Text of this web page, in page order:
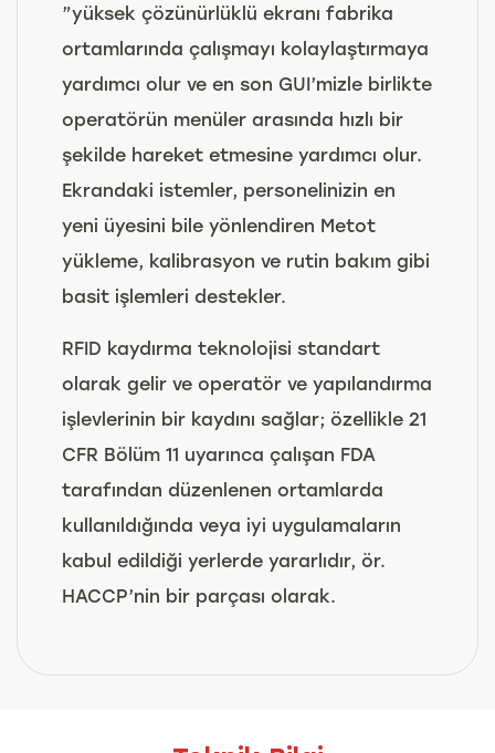
”yüksek çözünürlüklü ekranı fabrika
ortamlarında çalışmayı kolaylaştırmaya
yardımcı olur ve en son GUI’mizle birlikte
operatörün menüler arasında hızlı bir
şekilde hareket etmesine yardımcı olur.
Ekrandaki istemler, personelinizin en
yeni üyesini bile yönlendiren Metot
yükleme, kalibrasyon ve rutin bakım gibi
basit işlemleri destekler.
RFID kaydırma teknolojisi standart
olarak gelir ve operatör ve yapılandırma
işlevlerinin bir kaydını sağlar; özellikle 21
CFR Bölüm 11 uyarınca çalışan FDA
tarafından düzenlenen ortamlarda
kullanıldığında veya iyi uygulamaların
kabul edildiği yerlerde yararlıdır, ör.
HACCP’nin bir parçası olarak.